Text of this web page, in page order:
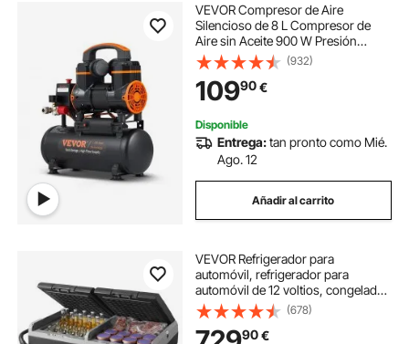
nevera de vehiculo compresor
compresor para pcp 300 bar
compresor alta presion pcp
compresor pcp 300 bares
compresores pcp 300 bares
compresor pcp 300 bar
VEVOR Compresor de Aire
Silencioso de 8 L Compresor de
Aire sin Aceite 900 W Presión
Máxima de 3,5 Mpa Motor sin
Aceite 70 dB para Reparación de
Automóviles Inflado de Neumáticos
Pintura a Pistola
(932)
10990€
Disponible
Entrega:tan pronto como Mié.
Ago. 12
Añadir al carrito
VEVOR Refrigerador para
automóvil, refrigerador para
automóvil de 12 voltios, congelador
portátil de doble zona de 115 L con
ruedas y asa, -4 ℉ - 68 ℉,
refrigerador con compresor de
(678)
90€